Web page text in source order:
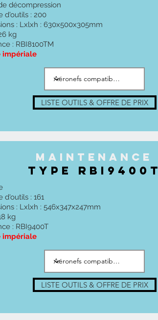
décompression
d'outils : 200
: Lxlxh : 630x500x305mm
kg
: RBI8100TM
impériale
LISTE OUTILS & OFFRE DE PRIX
maintenance
TYPE RBI9400t
d'outils : 161
: Lxlxh : 546x347x247mm
kg
: RBI9400T
impériale
LISTE OUTILS & OFFRE DE PRIX